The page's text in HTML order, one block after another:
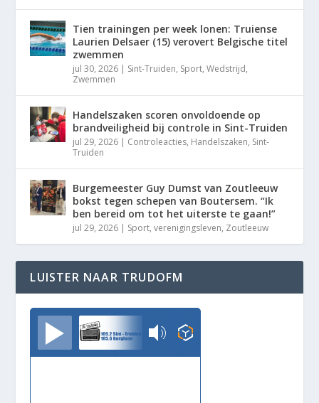
Tien trainingen per week lonen: Truiense
Laurien Delsaer (15) verovert Belgische titel
zwemmen
jul 30, 2026 | Sint-Truiden, Sport,Wedstrijd,
Zwemmen
Handelszaken scoren onvoldoende op
brandveiligheid bij controle in Sint-Truiden
jul 29, 2026 | Controleacties, Handelszaken, Sint-
Truiden
Burgemeester Guy Dumst van Zoutleeuw
bokst tegen schepen van Boutersem. “Ik
ben bereid om tot het uiterste te gaan!”
jul 29, 2026 | Sport,verenigingsleven, Zoutleeuw
LUISTER NAAR TRUDOFM
TrudoFM